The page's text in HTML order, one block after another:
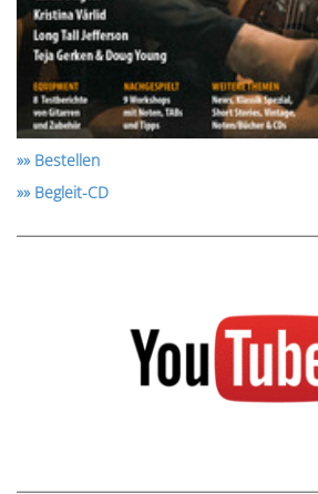
»» Bestellen
»» Begleit-CD